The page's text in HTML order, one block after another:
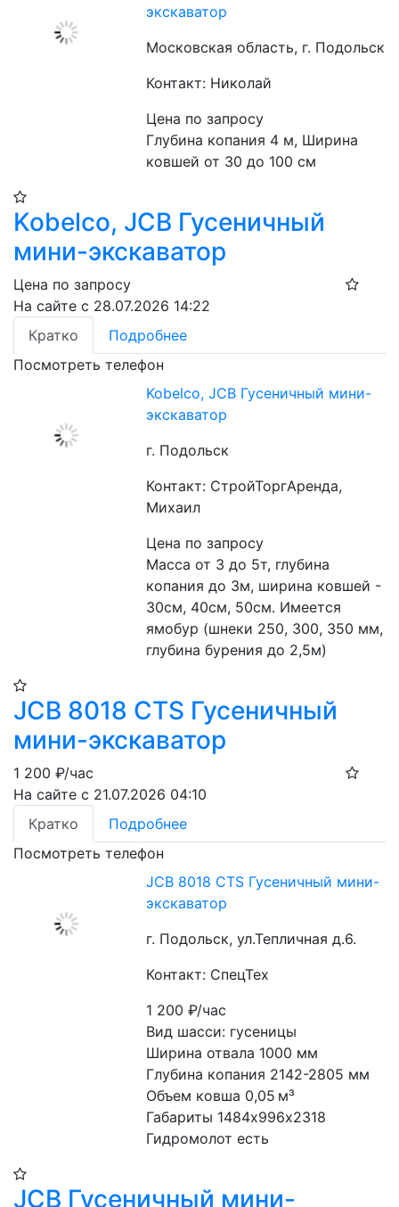
экскаватор
Московская область, г. Подольск
Контакт: Николай
Цена по запросу
Глубина копания 4 м, Ширина
ковшей от 30 до 100 см
Kobelco, JCB Гусеничный
мини-экскаватор
Цена по запросу
На сайте с 28.07.2026 14:22
Кратко
Подробнее
Посмотреть телефон
Kobelco, JCB Гусеничный мини-
экскаватор
г. Подольск
Контакт: СтройТоргАренда,
Михаил
Цена по запросу
Масса от 3 до 5т, глубина
копания до 3м, ширина ковшей -
30см, 40см, 50см. Имеется
ямобур (шнеки 250, 300, 350 мм,
глубина бурения до 2,5м)
JCB 8018 CTS Гусеничный
мини-экскаватор
1 200 ₽/час
На сайте с 21.07.2026 04:10
Кратко
Подробнее
Посмотреть телефон
JCB 8018 CTS Гусеничный мини-
экскаватор
г. Подольск, ул.Тепличная д.6.
Контакт: СпецТех
1 200₽/час
Вид шасси: гусеницы
Ширина отвала 1000 мм
Глубина копания 2142-2805 мм
Объем ковша 0,05 м³
Габариты 1484х996х2318
Гидромолот есть
JCB Гусеничный мини-